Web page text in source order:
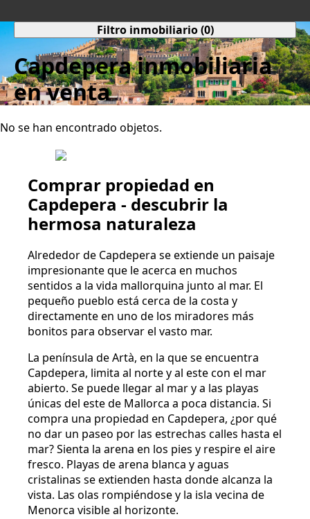
Filtro inmobiliario (0)
Capdepera inmobiliaria
en venta
No se han encontrado objetos.
Comprar propiedad en
Capdepera - descubrir la
hermosa naturaleza
Alrededor de Capdepera se extiende un paisaje
impresionante que le acerca en muchos
sentidos a la vida mallorquina junto al mar. El
pequeño pueblo está cerca de la costa y
directamente en uno de los miradores más
bonitos para observar el vasto mar.
La península de Artà, en la que se encuentra
Capdepera, limita al norte y al este con el mar
abierto. Se puede llegar al mar y a las playas
únicas del este de Mallorca a poca distancia. Si
compra una propiedad en Capdepera, ¿por qué
no dar un paseo por las estrechas calles hasta el
mar? Sienta la arena en los pies y respire el aire
fresco. Playas de arena blanca y aguas
cristalinas se extienden hasta donde alcanza la
vista. Las olas rompiéndose y la isla vecina de
Menorca visible al horizonte.